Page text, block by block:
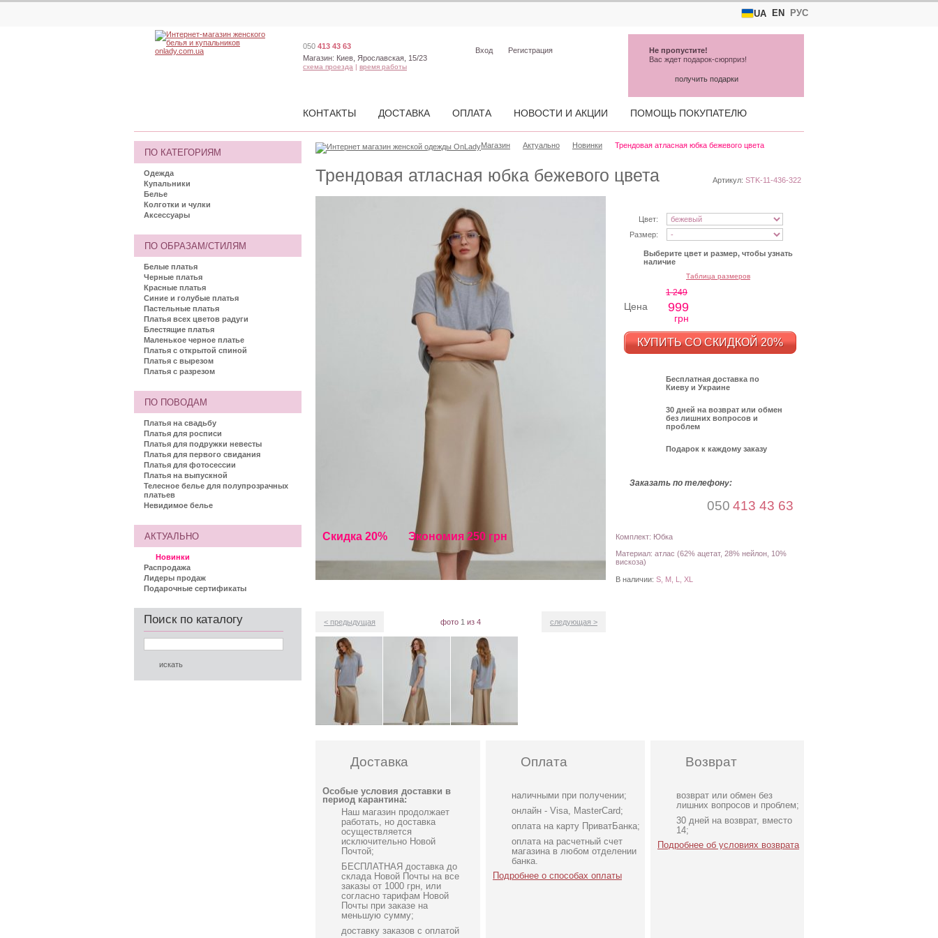
UA EN РУС
Трендовая атласная юбка бежевого цвета Артикул: STK-11-436-322
Скидка 20% Экономия 250 грн
Цвет:
Размер:
Выберите цвет и размер, чтобы узнать
наличие
Таблица размеров
Цена
1 249
999
грн
КУПИТЬ СО СКИДКОЙ 20%
Бесплатная доставка по
Киеву и Украине
30 дней на возврат или обмен
без лишних вопросов и
проблем
Подарок к каждому заказу
Заказать по телефону:
050 413 43 63
Комплект: Юбка
Материал: атлас (62% ацетат, 28% нейлон, 10%
вискоза)
В наличии: S, M, L, XL
< предыдущая фото 1 из 4 следующая >
Доставка
Особые условия доставки в
период карантина:
Наш магазин продолжает
работать, но доставка
осуществляется
исключительно Новой
Почтой;
БЕСПЛАТНАЯ доставка до
склада Новой Почты на все
заказы от 1000 грн, или
согласно тарифам Новой
Почты при заказе на
меньшую сумму;
доставку заказов с оплатой
Оплата
наличными при получении;
онлайн - Visa, MasterCard;
оплата на карту ПриватБанка;
оплата на расчетный счет
магазина в любом отделении
банка.
Подробнее о способах оплаты
Возврат
возврат или обмен без
лишних вопросов и проблем;
30 дней на возврат, вместо
14;
Подробнее об условиях возврата
Магазин Актуально Новинки Трендовая атласная юбка бежевого цвета
ПО КАТЕГОРИЯМ
Одежда
Купальники
Белье
Колготки и чулки
Аксессуары
ПО ОБРАЗАМ/СТИЛЯМ
Белые платья
Черные платья
Красные платья
Синие и голубые платья
Пастельные платья
Платья всех цветов радуги
Блестящие платья
Маленькое черное платье
Платья с открытой спиной
Платья с вырезом
Платья с разрезом
ПО ПОВОДАМ
Платья на свадьбу
Платья для росписи
Платья для подружки невесты
Платья для первого свидания
Платья для фотосессии
Платья на выпускной
Телесное белье для полупрозрачных
платьев
Невидимое белье
АКТУАЛЬНО
Новинки
Распродажа
Лидеры продаж
Подарочные сертификаты
Поиск по каталогу
050 413 43 63
Магазин: Киев, Ярославская, 15/23
схема проезда | время работы
Вход Регистрация
КОНТАКТЫ ДОСТАВКА ОПЛАТА НОВОСТИ И АКЦИИ ПОМОЩЬ ПОКУПАТЕЛЮ
Не пропустите!
Вас ждет подарок-сюрприз!
получить подарки